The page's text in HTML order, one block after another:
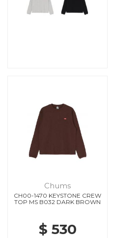
Chums
CH00-1470 KEYSTONE CREW
TOP MS B032 DARK BROWN
$ 530